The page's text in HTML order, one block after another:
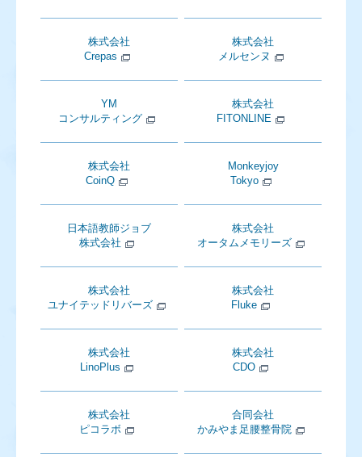
株式会社
Crepas
株式会社
メルセンヌ
YM
コンサルティング
株式会社
FITONLINE
株式会社
CoinQ
Monkeyjoy
Tokyo
日本語教師ジョブ
株式会社
株式会社
オータムメモリーズ
株式会社
ユナイテッドリバーズ
株式会社
Fluke
株式会社
LinoPlus
株式会社
CDO
株式会社
ピコラボ
合同会社
かみやま足腰整骨院